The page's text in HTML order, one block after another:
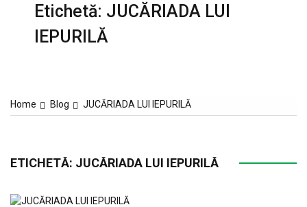
Etichetă: JUCĂRIADA LUI
IEPURILĂ
Home Blog JUCĂRIADA LUI IEPURILĂ
ETICHETĂ: JUCĂRIADA LUI IEPURILĂ